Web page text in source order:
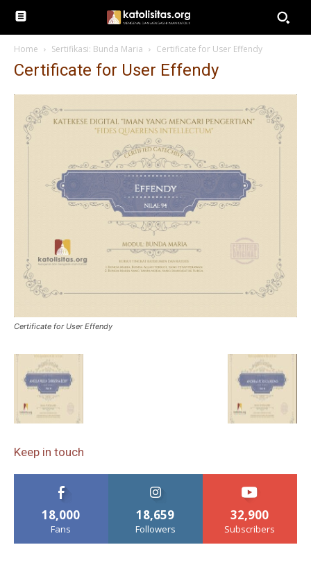
Home Sertifikasi: Bunda Maria Certificate for User Effendy
Certificate for User Effendy
Certificate for User Effendy
Keep in touch
18,000
Fans
18,659
Followers
32,900
Subscribers